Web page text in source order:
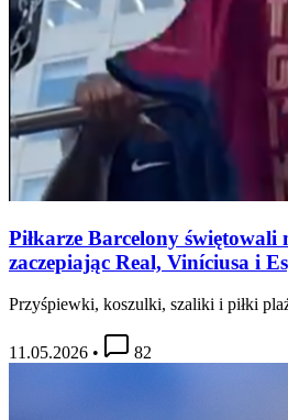
Piłkarze Barcelony świętowali
zaczepiając Real, Viníciusa i
Przyśpiewki, koszulki, szaliki i piłki
11.05.2026 • 82